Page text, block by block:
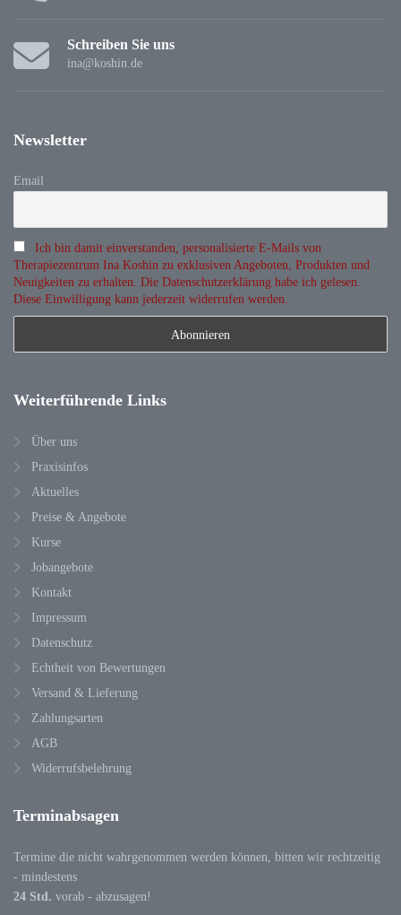
Schreiben Sie uns
ina@koshin.de
Newsletter
Email
Ich bin damit einverstanden, personalisierte E-Mails von
Therapiezentrum Ina Koshin zu exklusiven Angeboten, Produkten und
Neuigkeiten zu erhalten. Die Datenschutzerklärung habe ich gelesen.
Diese Einwilligung kann jederzeit widerrufen werden.
Weiterführende Links
Über uns
Praxisinfos
Aktuelles
Preise & Angebote
Kurse
Jobangebote
Kontakt
Impressum
Datenschutz
Echtheit von Bewertungen
Versand & Lieferung
Zahlungsarten
AGB
Widerrufsbelehrung
Terminabsagen
Termine die nicht wahrgenommen werden können, bitten wir rechtzeitig
- mindestens
24 Std. vorab - abzusagen!